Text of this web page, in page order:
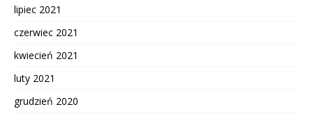
lipiec 2021
czerwiec 2021
kwiecień 2021
luty 2021
grudzień 2020